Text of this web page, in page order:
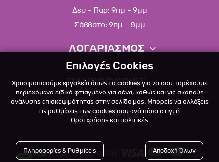
Δευ - Παρ: 9πμ - 9μμ
Σάββατο: 9πμ - 8μμ
ΛΟΓΑΡΙΑΣΜΟΣ
Πληροφορίες λογαριασμού
Λίστα αγαπημένων
Πολιτική επιστροφών
ΠΛΗΡΟΦΟΡΙΕΣ
Σχετικά
Επικοινωνία
Blog
ΚΑΤΗΓΟΡΙΕΣ
Επιλογές Cookies
Χρησιμοποιούμε εργαλεία όπως τα cookies για να σου παρέχουμε
περιεχόμενο ειδικά φτιαγμένο για σένα, καθώς και για σκοπούς
ανάλυσης επισκεψιμότητας στην σελίδα μας. Μπορείς να αλλάξεις
τις ρυθμίσεις των cookies σου ανά πάσα στιγμή.
Όροι χρήσης και πολιτικές
Πληροφορίες & Ρυθμίσεις Αποδοχή Όλων